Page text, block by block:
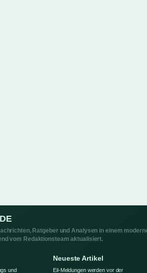
Ratgeber und Analysen in einem
vom Redaktionsteam aktualisiert.
und
Neueste Artikel
Eil-Meldungen werden vor der